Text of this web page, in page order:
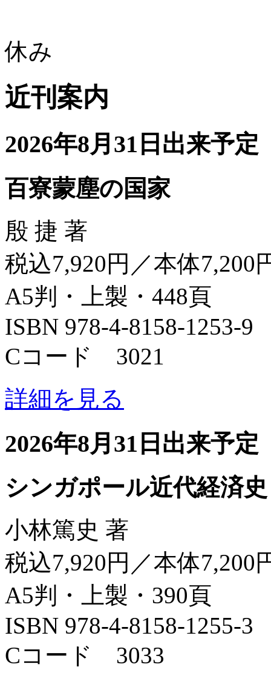
休み
近刊案内
2026年8月31日出来予定
百寮蒙塵の国家
殷 捷 著
税込7,920円／本体7,200
A5判・上製・448頁
ISBN 978-4-8158-1253-9
Cコード 3021
詳細を見る
2026年8月31日出来予定
シンガポール近代経済史
小林篤史 著
税込7,920円／本体7,200
A5判・上製・390頁
ISBN 978-4-8158-1255-3
Cコード 3033